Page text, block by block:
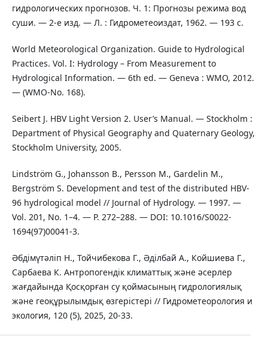
гидрологических прогнозов. Ч. 1: Прогнозы режима вод
суши. — 2-е изд. — Л. : Гидрометеоиздат, 1962. — 193 с.
World Meteorological Organization. Guide to Hydrological
Practices. Vol. I: Hydrology – From Measurement to
Hydrological Information. — 6th ed. — Geneva : WMO, 2012.
— (WMO-No. 168).
Seibert J. HBV Light Version 2. User’s Manual. — Stockholm :
Department of Physical Geography and Quaternary Geology,
Stockholm University, 2005.
Lindström G., Johansson B., Persson M., Gardelin M.,
Bergström S. Development and test of the distributed HBV-
96 hydrological model // Journal of Hydrology. — 1997. —
Vol. 201, No. 1–4. — P. 272–288. — DOI: 10.1016/S0022-
1694(97)00041-3.
Әбдімүтәліп Н., Тойчибекова Г., Әділбай А., Койшиева Г.,
Сарбаева К. Антропогендік климаттық және әсерлер
жағдайында Қосқорған су қоймасының гидрологиялық
және геоқұрылымдық өзгерістері // Гидрометеорология и
экология, 120 (5), 2025, 20-33.